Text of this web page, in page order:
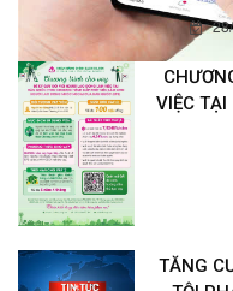
VIỆC TẠI
TĂNG